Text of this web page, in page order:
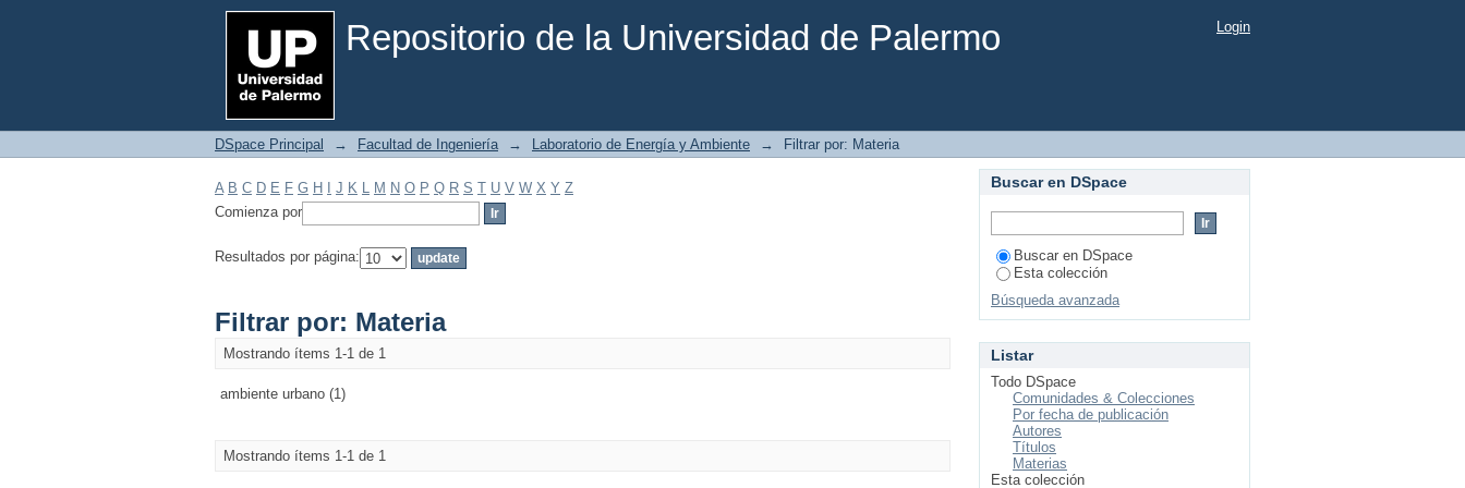
Repositorio de la Universidad de Palermo
Filtrar por: Materia Login
DSpace Principal → Facultad de Ingeniería → Laboratorio de Energía y Ambiente → Filtrar por: Materia
A B C D E F G H J K L M N O P Q R S T U V W X Y Z
Comienza por
Resultados por página:
Filtrar por: Materia
Mostrando ítems 1-1 de 1
ambiente urbano (1)
Mostrando ítems 1-1 de 1
Buscar en DSpace
Buscar en DSpace
Esta colección
Búsqueda avanzada
Listar
Todo DSpace
Comunidades & Colecciones
Por fecha de publicación
Autores
Títulos
Materias
Esta colección